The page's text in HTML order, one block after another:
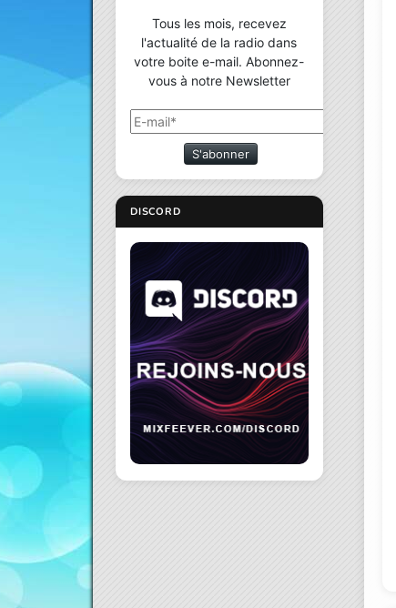
Tous les mois, recevez
l'actualité de la radio dans
votre boite e-mail. Abonnez-
vous à notre Newsletter
S'abonner
DISCORD